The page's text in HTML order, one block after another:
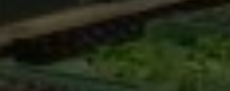
werden, bedarf der Zugriff auf externe Inhalte
keiner manuellen Zustimmung mehr.
Google Maps